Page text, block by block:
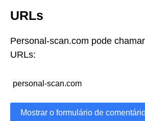
URLs
Personal-scan.com pode
URLs:
personal-scan.com
Mostrar o formulário de